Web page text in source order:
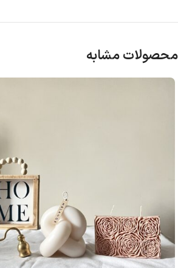
محصولات مشابه